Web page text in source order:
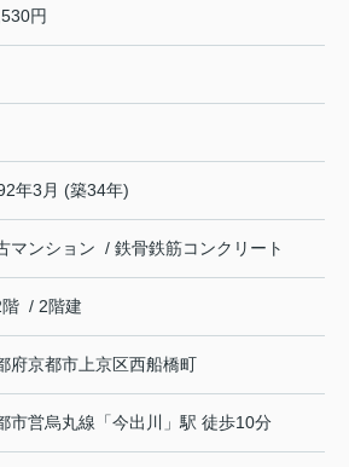
円
年3月 (築34年)
マンション / 鉄骨鉄筋コンクリート
階 / 2階建
府京都市上京区西船橋町
市営烏丸線 「今出川 」駅 徒歩10分